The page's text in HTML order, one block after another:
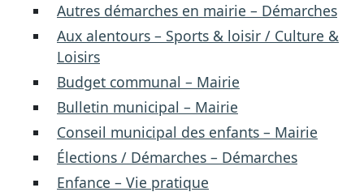
Autres démarches en mairie – Démarches
Aux alentours – Sports & loisir / Culture &
Loisirs
Budget communal – Mairie
Bulletin municipal – Mairie
Conseil municipal des enfants – Mairie
Élections / Démarches – Démarches
Enfance – Vie pratique